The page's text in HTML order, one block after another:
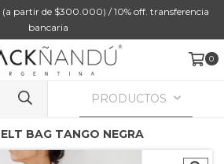
(a partir de $300.000) / 10% off. transferencia
bancaria
0
PRODUCTOS
BAG TANGO NEGRA